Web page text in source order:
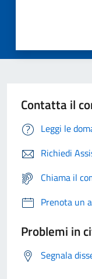
Contatta il
Leggi le
Richiedi
Chiama il
Prenota un
Problemi in
Segnala